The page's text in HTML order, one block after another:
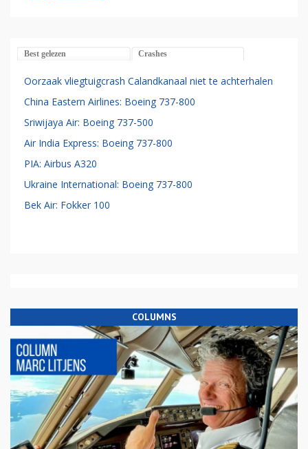
Best gelezen Crashes
Oorzaak vliegtuigcrash Calandkanaal niet te achterhalen
China Eastern Airlines: Boeing 737-800
Sriwijaya Air: Boeing 737-500
Air India Express: Boeing 737-800
PIA: Airbus A320
Ukraine International: Boeing 737-800
Bek Air: Fokker 100
COLUMNS